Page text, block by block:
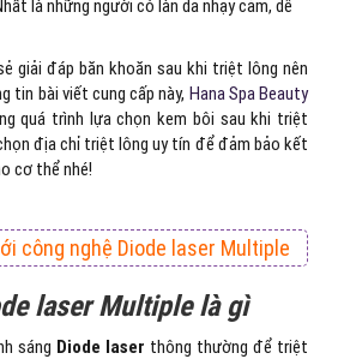
là những người có làn da nhạy cảm, dễ
giải đáp băn khoăn sau khi triệt lông nên
tin bài viết cung cấp này, Hana Spa Beauty
quá trình lựa chọn kem bôi sau khi triệt
địa chỉ triệt lông uy tín để đảm bảo kết
cơ thể nhé!
công nghệ Diode laser Multiple
laser Multiple là gì
sáng Diode laser thông thường để triệt